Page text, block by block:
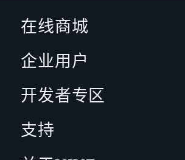
在线商城
企业用户
开发者专区
支持